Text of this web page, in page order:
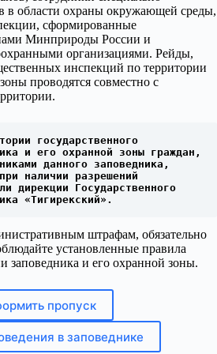
в области охраны окружающей среды,
сформированные
Минприроды России и
организациями. Рейды,
инспекций по территории
проводятся совместно с
государственного
и его охранной зоны граждан,
данного заповедника,
наличии разрешений
дирекции Государственного
«Тигирекский».
штрафам, обязательно
установленные правила
заповедника и его охранной зоны.
пропуск
в заповеднике